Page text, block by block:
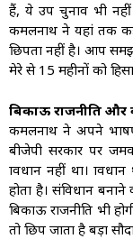
हैं, ये उप चुनाव भी
कमलनाथ ने यहां तक
छिपता नहीं है। आप
मेरे से 15 महीनों को
बिकाऊ राजनीति और
कमलनाथ ने अपने
बीजेपी सरकार पर
प्रावधान नहीं था।
होता है। संविधान
बिकाऊ राजनीति भी
तो छिप जाता है बड़ा